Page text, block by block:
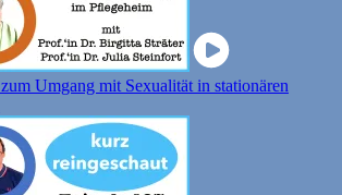
Umgang mit Sexualität in stationären